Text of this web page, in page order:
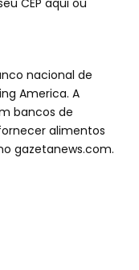
CEP aqui ou
nacional de
America. A
bancos de
alimentos
gazetanews.com.